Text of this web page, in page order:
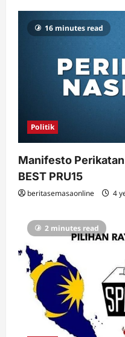
16 minutes read
Politik
Manifesto
BEST PRU15
beritasemasaonline 4
2 minutes read